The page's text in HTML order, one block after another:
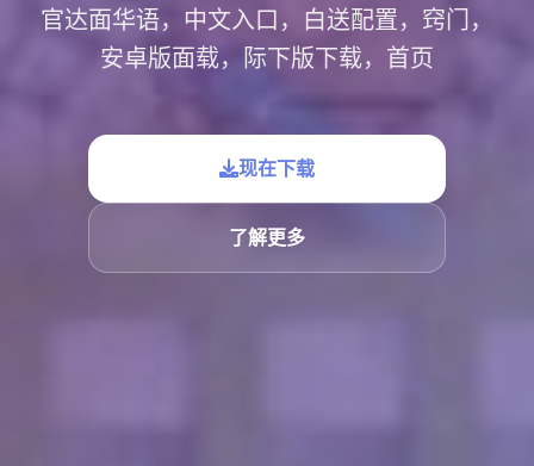
官达面华语，中文入口，白送配置，窍门，
安卓版面载，际下版下载，首页
现在下载
了解更多